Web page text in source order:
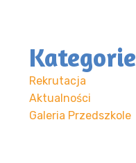
Kategorie
Rekrutacja
Aktualności
Galeria Przedszkole